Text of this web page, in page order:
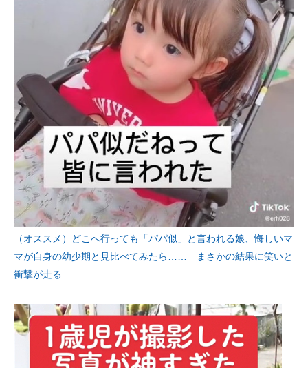
（オススメ）どこへ行っても「パパ似」と言われる娘、悔しいマ
マが自身の幼少期と見比べてみたら…… まさかの結果に笑いと
衝撃が走る